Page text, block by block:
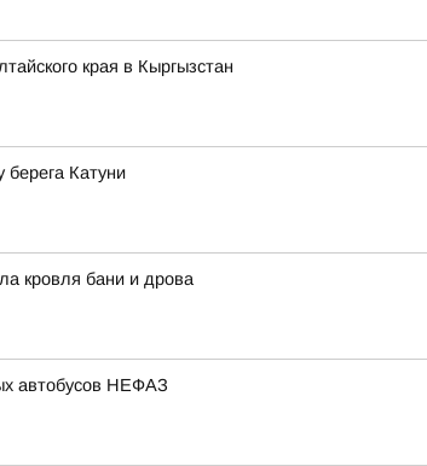
края в Кыргызстан
Катуни
кровля бани и дрова
автобусов НЕФАЗ